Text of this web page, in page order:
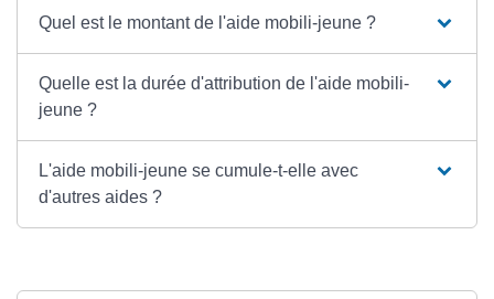
Quel est le montant de l'aide mobili-jeune ?
Quelle est la durée d'attribution de l'aide mobili-
jeune ?
L'aide mobili-jeune se cumule-t-elle avec
d'autres aides ?